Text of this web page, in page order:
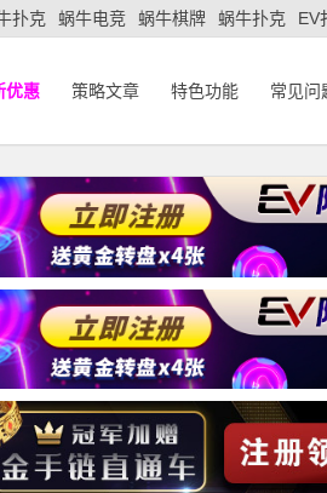
扑克 蜗牛电竞 蜗牛棋牌 蜗牛扑克 EV
优惠 策略文章 特色功能 常见问